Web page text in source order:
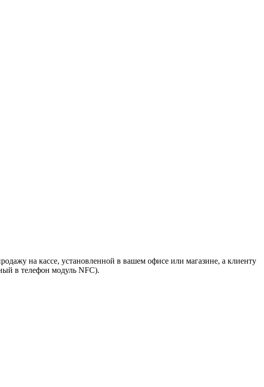
на кассе, установленной в вашем офисе или магазине, а клиенту
в телефон модуль NFC).